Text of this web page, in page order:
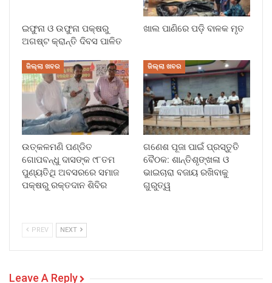
ଇଫୁନା ଓ ଉଫୁନା ପକ୍ଷରୁ
ଅଗଷ୍ଟ କ୍ରାନ୍ତି ଦିବସ ପାଳିତ
ଖାଲ ପାଣିରେ ପଡ଼ି ବାଳକ ମୃତ
ଜିଲ୍ଲା ଖବର
ଉତ୍କଳମଣି ପଣ୍ଡିତ
ଗୋପବନ୍ଧୁ ଦାସଙ୍କ ୯୮ତମ
ପୁଣ୍ୟତିଥି ଅବସରରେ ସମାଜ
ପକ୍ଷରୁ ରକ୍ତଦାନ ଶିବିର
ଜିଲ୍ଲା ଖବର
ଗଣେଶ ପୂଜା ପାଇଁ ପ୍ରସ୍ତୁତି
ବୈଠକ: ଶାନ୍ତିଶୃଙ୍ଖଳା ଓ
ଭାଇଚାରା ବଜାୟ ରଖିବାକୁ
ଗୁରୁତ୍ୱ
PREV NEXT
Leave A Reply